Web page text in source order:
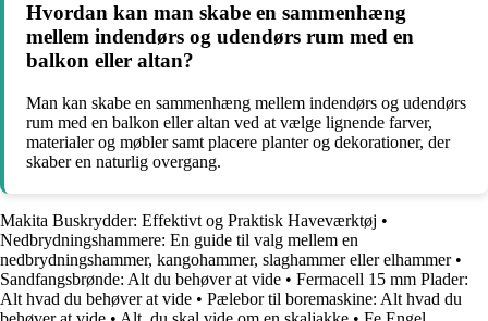
Hvordan kan man skabe en sammenhæng
mellem indendørs og udendørs rum med en
balkon eller altan?
Man kan skabe en sammenhæng mellem indendørs og udendørs
rum med en balkon eller altan ved at vælge lignende farver,
materialer og møbler samt placere planter og dekorationer, der
skaber en naturlig overgang.
Makita Buskrydder: Effektivt og Praktisk Haveværktøj •
Nedbrydningshammere: En guide til valg mellem en
nedbrydningshammer, kangohammer, slaghammer eller elhammer•
Sandfangsbrønde: Alt du behøver at vide • Fermacell 15 mm Plader:
Alt hvad du behøver at vide • Pælebor til boremaskine: Alt hvad du